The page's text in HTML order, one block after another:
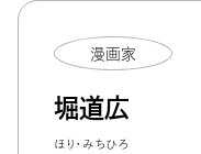
漫画家
堀道広
ほり・みちひろ